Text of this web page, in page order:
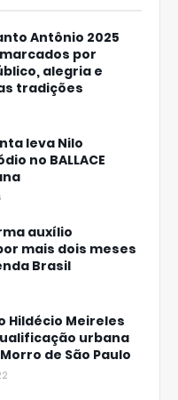
Antônio 2025
por
alegria e
tradições
leva Nilo
no BALLACE
auxílio
mais dois meses
Brasil
Hildécio Meireles
urbana
de São Paulo